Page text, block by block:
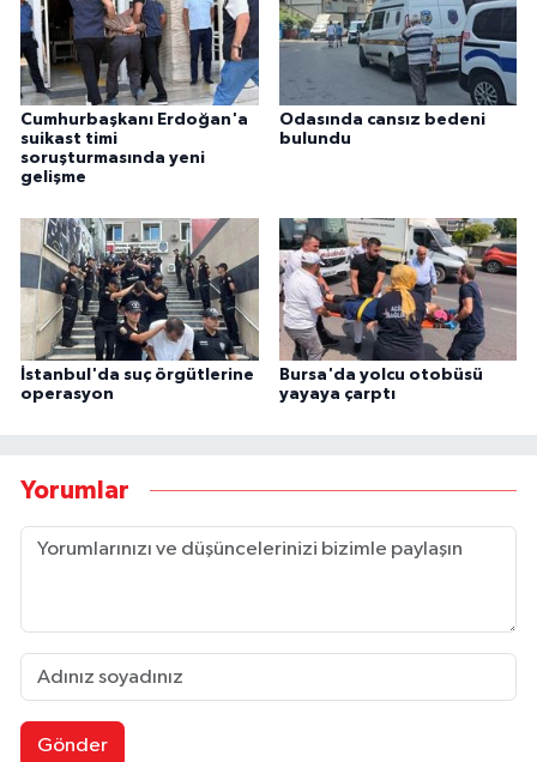
Cumhurbaşkanı Erdoğan'a
suikast timi
soruşturmasında yeni
gelişme
Odasında cansız bedeni
bulundu
İstanbul'da suç örgütlerine
operasyon
Bursa'da yolcu otobüsü
yayaya çarptı
Yorumlar
Gönder